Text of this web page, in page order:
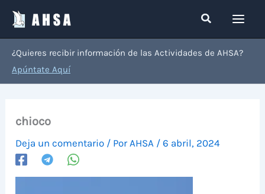
contenido
Buscar
¿Quieres recibir información de las Actividades de AHSA?
Apúntate Aquí
chioco
Deja un comentario / Por AHSA /6 abril, 2024